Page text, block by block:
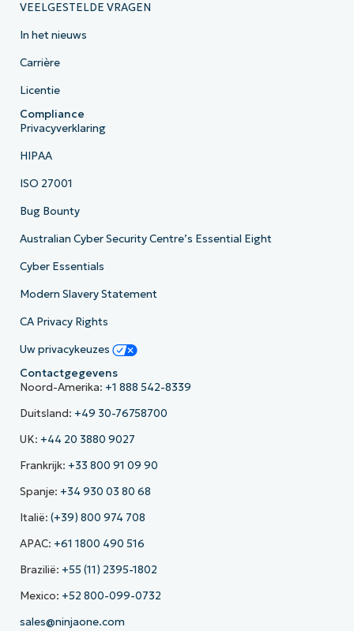
VEELGESTELDE VRAGEN
In het nieuws
Carrière
Licentie
Compliance
Privacyverklaring
HIPAA
ISO 27001
Bug Bounty
Australian Cyber Security Centre’s Essential Eight
Cyber Essentials
Modern Slavery Statement
CA Privacy Rights
Uw privacykeuzes
Contactgegevens
Noord-Amerika: +1 888 542-8339
Duitsland: +49 30-76758700
UK: +44 20 3880 9027
Frankrijk: +33 800 91 09 90
Spanje: +34 930 03 80 68
Italië: (+39) 800 974 708
APAC: +61 1800 490 516
Brazilië: +55 (11) 2395-1802
Mexico: +52 800-099-0732
sales@ninjaone.com